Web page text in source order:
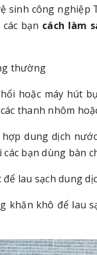
sinh công
bạn cách làm
thường
hoặc máy hút
thanh nhôm
dung dịch
bạn dùng bàn
lau sạch dung
khăn khô để lau